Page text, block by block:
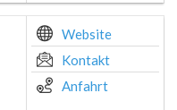
Website
Kontakt
Anfahrt